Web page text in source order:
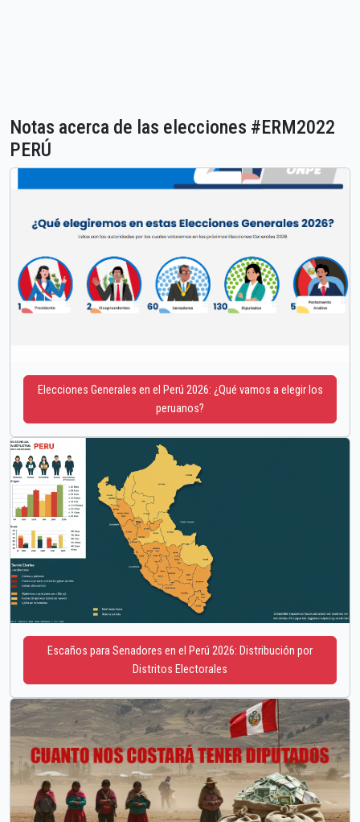
Notas acerca de las elecciones #ERM2022
PERÚ
Elecciones Generales en el Perú 2026: ¿Qué vamos a elegir los
peruanos?
Escaños para Senadores en el Perú 2026: Distribución por
Distritos Electorales